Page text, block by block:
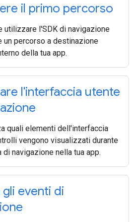
il primo percorso
utilizzare l'SDK di navigazione
un percorso a destinazione
della tua app.
l'interfaccia utente
quali elementi dell'interfaccia
vengono visualizzati durante
di navigazione nella tua app.
eventi di